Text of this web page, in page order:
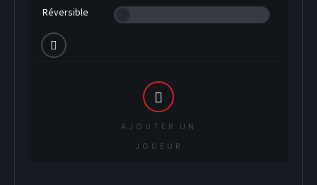
Réversible
AJOUTER UN
JOUEUR